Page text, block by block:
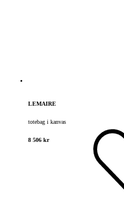
LEMAIRE
totebag i kanvas
8 506 kr